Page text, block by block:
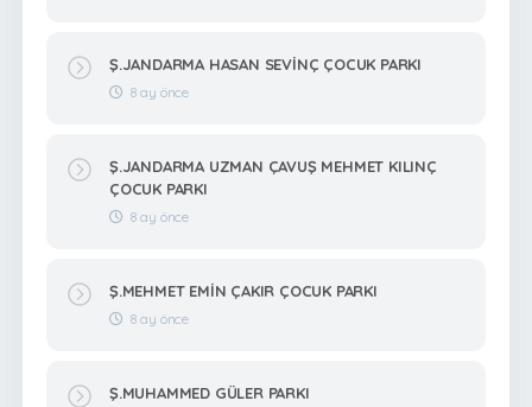
Ş.JANDARMA HASAN SEVİNÇ ÇOCUK PARKI
8 ay önce
Ş.JANDARMA UZMAN ÇAVUŞ MEHMET KILINÇ
ÇOCUK PARKI
8 ay önce
Ş.MEHMET EMİN ÇAKIR ÇOCUK PARKI
8 ay önce
Ş.MUHAMMED GÜLER PARKI